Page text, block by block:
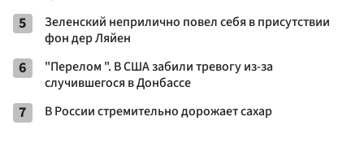
5
Зеленский неприлично повел cебя в присутствии
фон дер Ляйен
6
"Перелом ". В США забили тревогу из-за
случившегося в Донбассе
7 В России стремительно дорожает сахар